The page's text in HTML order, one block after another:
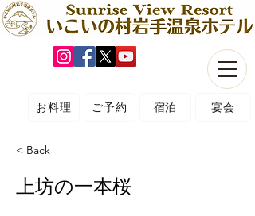
ご予約
お料理 宿泊 宴会
< Back
上坊の一本桜